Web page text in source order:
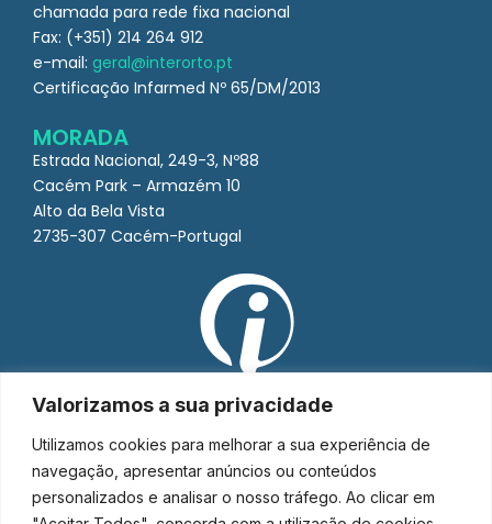
Valorizamos a sua privacidade
Utilizamos cookies para melhorar a sua experiência de
navegação, apresentar anúncios ou conteúdos
personalizados e analisar o nosso tráfego. Ao clicar em
chamada para rede fixa nacional
Fax: (+351) 214 264 912
e-mail: geral@interorto.pt
Certificação Infarmed Nº 65/DM/2013
MORADA
Estrada Nacional, 249-3, Nº88
Cacém Park – Armazém 10
Alto da Bela Vista
2735-307 Cacém-Portugal